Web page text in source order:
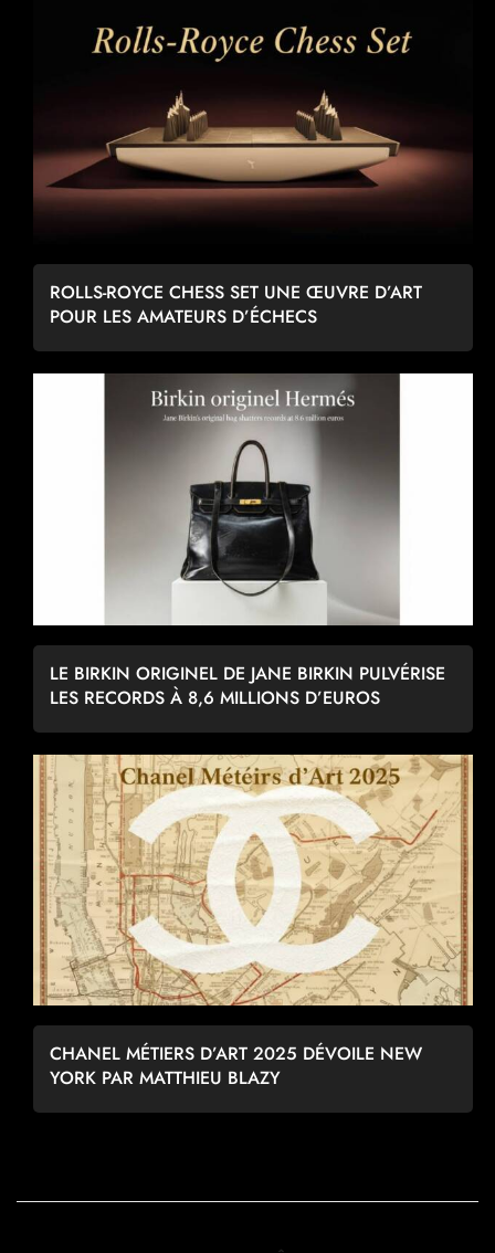
ROLLS-ROYCE CHESS SET UNE ŒUVRE D’ART
POUR LES AMATEURS D’ÉCHECS
LE BIRKIN ORIGINEL DE JANE BIRKIN PULVÉRISE
LES RECORDS À 8,6 MILLIONS D’EUROS
CHANEL MÉTIERS D’ART 2025 DÉVOILE NEW
YORK PAR MATTHIEU BLAZY